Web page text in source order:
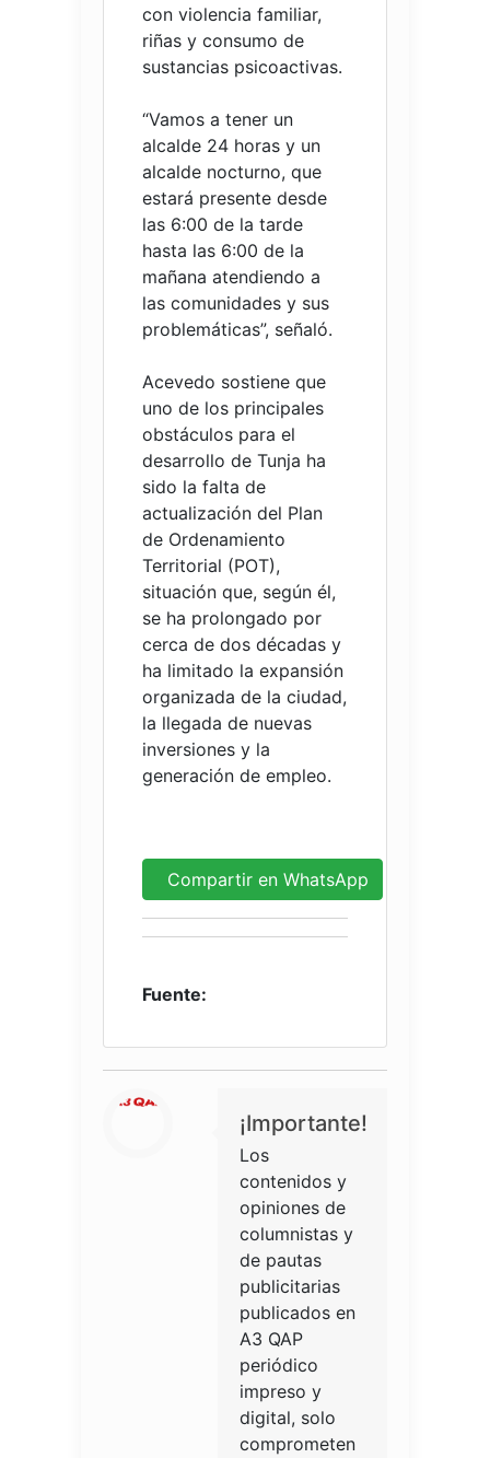
con violencia familiar,
riñas y consumo de
sustancias psicoactivas.
“Vamos a tener un
alcalde 24 horas y un
alcalde nocturno, que
estará presente desde
las 6:00 de la tarde
hasta las 6:00 de la
mañana atendiendo a
las comunidades y sus
problemáticas”, señaló.
Acevedo sostiene que
uno de los principales
obstáculos para el
desarrollo de Tunja ha
sido la falta de
actualización del Plan
de Ordenamiento
Territorial (POT),
situación que, según él,
se ha prolongado por
cerca de dos décadas y
ha limitado la expansión
organizada de la ciudad,
la llegada de nuevas
inversiones y la
generación de empleo.
Compartir en WhatsApp
Fuente:
¡Importante!
Los
contenidos y
opiniones de
columnistas y
de pautas
publicitarias
publicados en
A3 QAP
periódico
impreso y
digital, solo
comprometen